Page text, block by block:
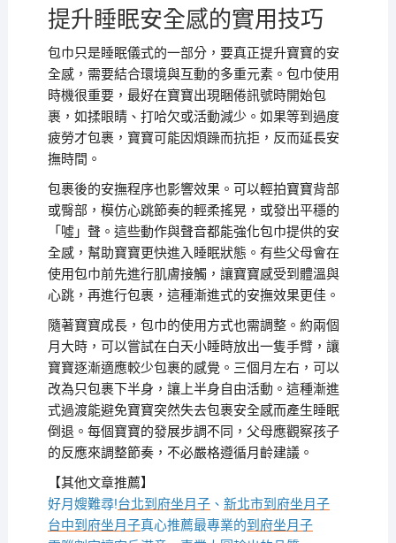
提升睡眠安全感的實用技巧
包巾只是睡眠儀式的一部分，要真正提升寶寶的安
全感，需要結合環境與互動的多重元素。包巾使用
時機很重要，最好在寶寶出現睏倦訊號時開始包
裹，如揉眼睛、打哈欠或活動減少。如果等到過度
疲勞才包裹，寶寶可能因煩躁而抗拒，反而延長安
撫時間。
包裹後的安撫程序也影響效果。可以輕拍寶寶背部
或臀部，模仿心跳節奏的輕柔搖晃，或發出平穩的
「噓」聲。這些動作與聲音都能強化包巾提供的安
全感，幫助寶寶更快進入睡眠狀態。有些父母會在
使用包巾前先進行肌膚接觸，讓寶寶感受到體溫與
心跳，再進行包裹，這種漸進式的安撫效果更佳。
隨著寶寶成長，包巾的使用方式也需調整。約兩個
月大時，可以嘗試在白天小睡時放出一隻手臂，讓
寶寶逐漸適應較少包裹的感覺。三個月左右，可以
改為只包裹下半身，讓上半身自由活動。這種漸進
式過渡能避免寶寶突然失去包裹安全感而產生睡眠
倒退。每個寶寶的發展步調不同，父母應觀察孩子
的反應來調整節奏，不必嚴格遵循月齡建議。
【其他文章推薦】
好月嫂難尋!台北到府坐月子、 新北市到府坐月子
台中到府坐月子真心推薦最專業的到府坐月子